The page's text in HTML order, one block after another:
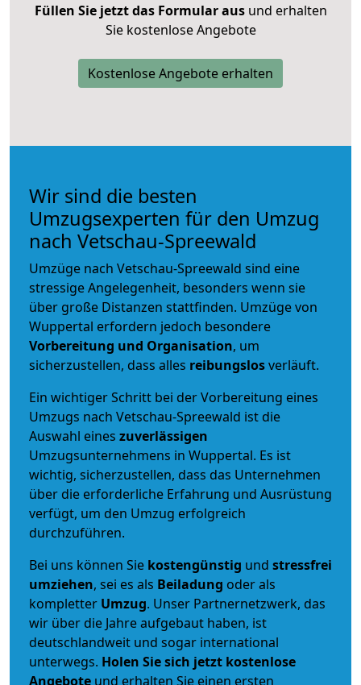
Füllen Sie jetzt das Formular ausund erhalten
Sie kostenlose Angebote
Kostenlose Angebote erhalten
Wir sind die besten
Umzugsexperten für den Umzug
nach Vetschau-Spreewald
Umzüge nach Vetschau-Spreewald sind eine
stressige Angelegenheit, besonders wenn sie
über große Distanzen stattfinden. Umzüge von
Wuppertal erfordern jedoch besondere
Vorbereitung und Organisation, um
sicherzustellen, dass alles reibungslosverläuft.
Ein wichtiger Schritt bei der Vorbereitung eines
Umzugs nach Vetschau-Spreewald ist die
Auswahl eines zuverlässigen
Umzugsunternehmens in Wuppertal. Es ist
wichtig, sicherzustellen, dass das Unternehmen
über die erforderliche Erfahrung und Ausrüstung
verfügt, um den Umzug erfolgreich
durchzuführen.
Bei uns können Sie kostengünstig und stressfrei
umziehen, sei es als Beiladung oder als
kompletter Umzug. Unser Partnernetzwerk, das
wir über die Jahre aufgebaut haben, ist
deutschlandweit und sogar international
unterwegs. Holen Sie sich jetzt kostenlose
Angebote und erhalten Sie einen ersten